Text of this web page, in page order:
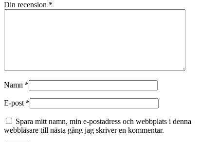
Din recension *
Namn *
E-post *
Spara mitt namn, min e-postadress och webbplats i denna
webbläsare till nästa gång jag skriver en kommentar.